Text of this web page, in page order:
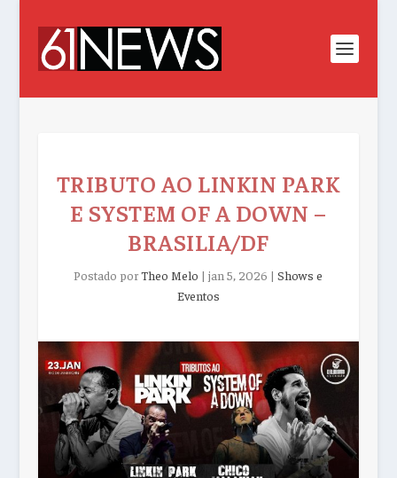
TRIBUTO AO LINKIN PARK
E SYSTEM OF A DOWN –
BRASILIA/DF
Postado porTheo Melo |jan 5, 2026 |Shows e
Eventos